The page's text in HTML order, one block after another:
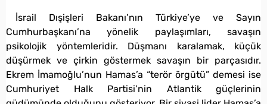
İsrail Dışişleri Bakanı’nın Türkiye’ye ve Sayın
Cumhurbaşkanı’na yönelik paylaşımları, savaşın
psikolojik yöntemleridir. Düşmanı karalamak, küçük
düşürmek ve çirkin göstermek savaşın bir parçasıdır.
Ekrem İmamoğlu’nun Hamas’a “terör örgütü” demesi ise
Cumhuriyet Halk Partisi’nin Atlantik güçlerinin